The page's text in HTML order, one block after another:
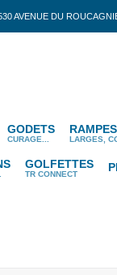
AVENUE DU
GODETS
CURAGE...
RAMPES
LARGES,
GOLFETTES
TR CONNECT